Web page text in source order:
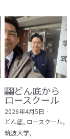
🎰どん底から
ロースクール
2026年4月5日 ·
どん底, ロースクール,
筑波大学,